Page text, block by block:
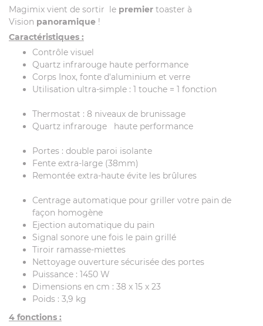
Magimix vient de sortir le premier toaster à
Vision panoramique !
Caractéristiques :
Contrôle visuel
Quartz infrarouge haute performance
Corps Inox, fonte d'aluminium et verre
Utilisation ultra-simple : 1 touche = 1 fonction
Thermostat : 8 niveaux de brunissage
Quartz infrarouge haute performance
Portes : double paroi isolante
Fente extra-large (38mm)
Remontée extra-haute évite les brûlures
Centrage automatique pour griller votre pain de
façon homogène
Ejection automatique du pain
Signal sonore une fois le pain grillé
Tiroir ramasse-miettes
Nettoyage ouverture sécurisée des portes
Puissance : 1450 W
Dimensions en cm : 38 x 15 x 23
Poids : 3,9 kg
4 fonctions :